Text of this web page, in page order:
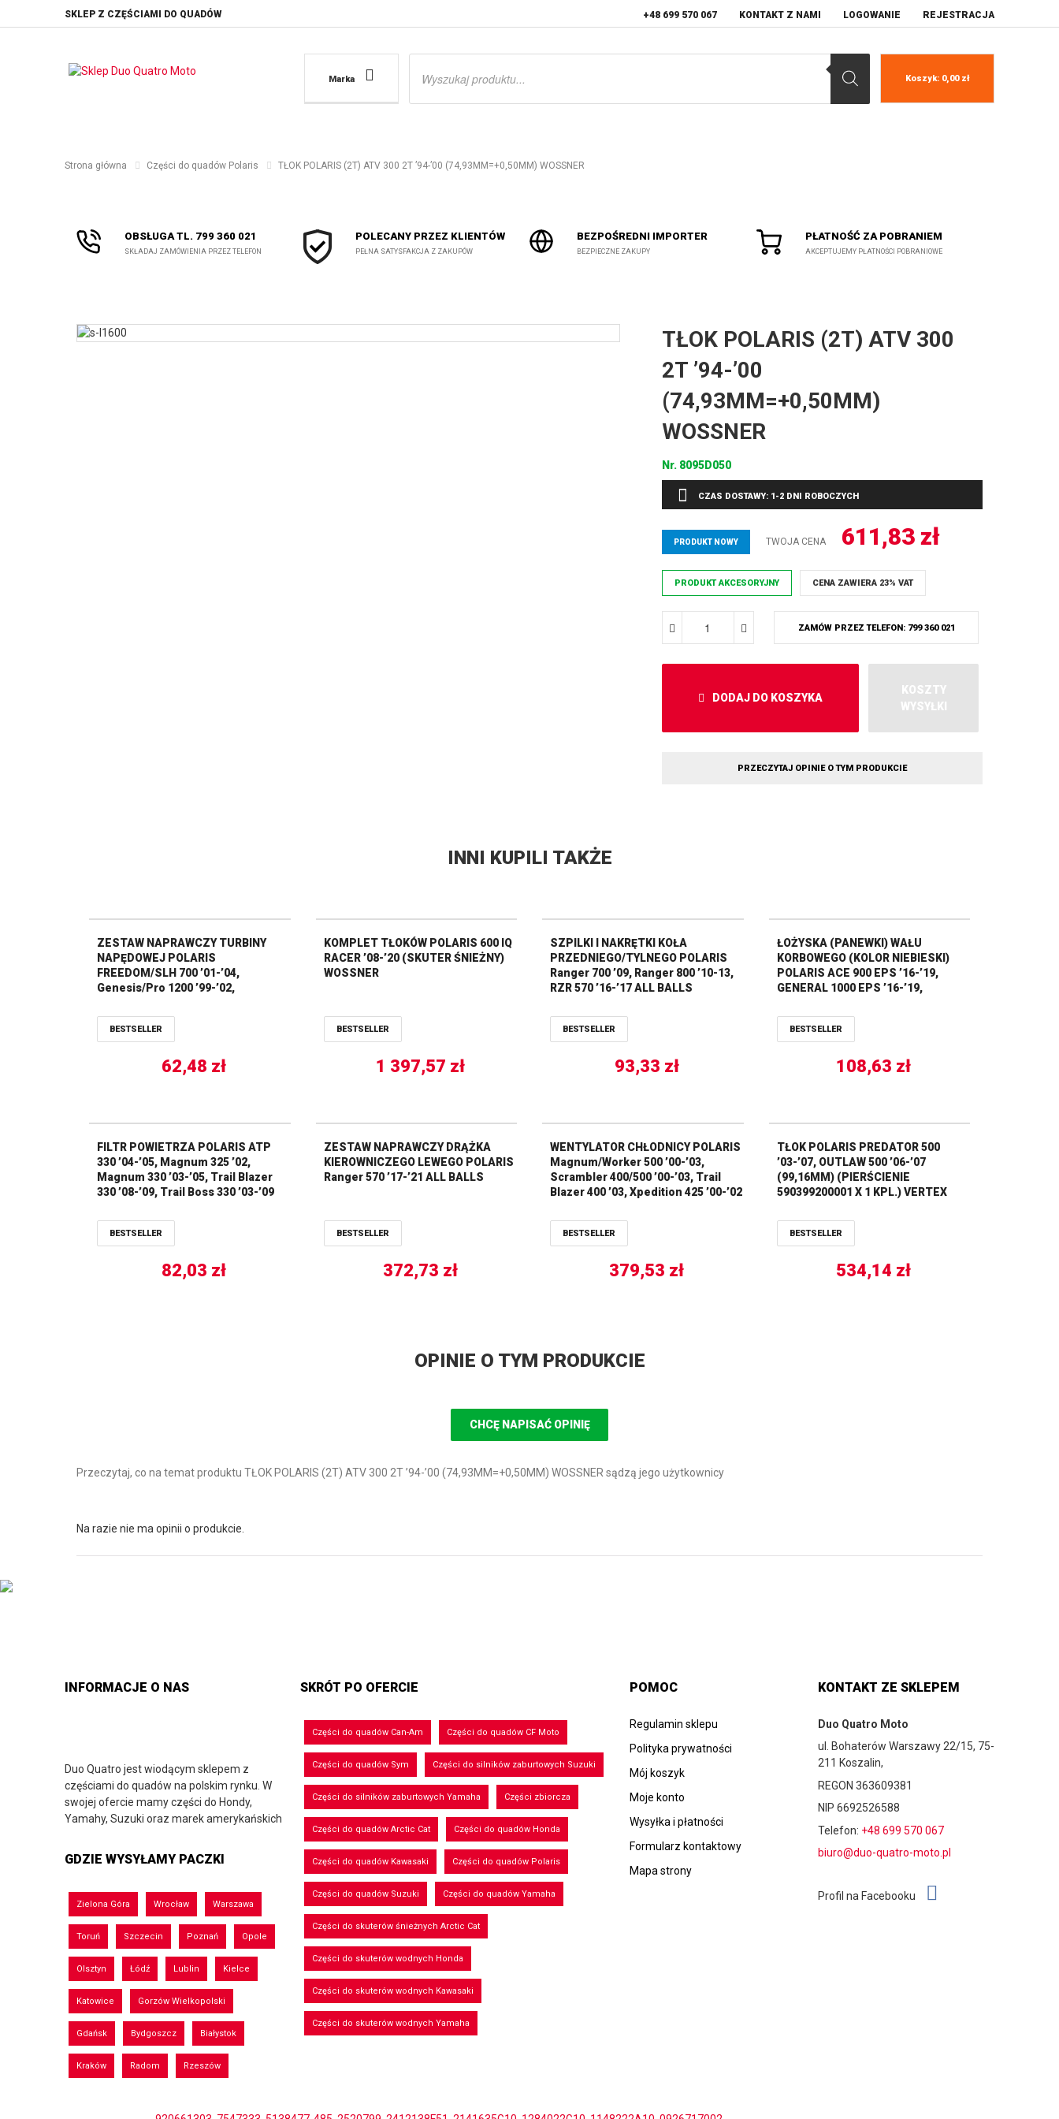
SKLEP Z CZĘŚCIAMI DO QUADÓW +48 699 570 067 KONTAKT Z NAMI LOGOWANIE REJESTRACJA
Marka
Wyszukiwarka
Koszyk: 0,00 zł
Strona główna Części do quadów Polaris TŁOK POLARIS (2T) ATV 300 2T ’94-’00 (74,93MM=+0,50MM) WOSSNER
OBSŁUGA TL. 799 360 021
SKŁADAJ ZAMÓWIENIA PRZEZ TELEFON
POLECANY PRZEZ KLIENTÓW
PEŁNA SATYSFAKCJA Z ZAKUPÓW
BEZPOŚREDNI IMPORTER
BEZPIECZNE ZAKUPY
PŁATNOŚĆ ZA POBRANIEM
AKCEPTUJEMY PŁATNOŚCI POBRANIOWE
TŁOK POLARIS (2T) ATV 300
2T ’94-’00
(74,93MM=+0,50MM)
WOSSNER
Nr. 8095D050
CZAS DOSTAWY: 1-2 DNI ROBOCZYCH
PRODUKT NOWY TWOJA CENA 611,83 zł
PRODUKT AKCESORYJNY CENA ZAWIERA 23% VAT
ZAMÓW PRZEZ TELEFON: 799 360 021
DODAJ DO KOSZYKA
KOSZTY
WYSYŁKI
PRZECZYTAJ OPINIE O TYM PRODUKCIE
INNI KUPILI TAKŻE
ZESTAW NAPRAWCZY TURBINY
NAPĘDOWEJ POLARIS
FREEDOM/SLH 700 ’01-’04,
Genesis/Pro 1200 ’99-’02,
110/MSX 140 ’03-’04, SL/SLTX 1050
’97, SL 650 ’94-’95, SL/SLT 700 ’96,
SLH/SLTH 700 ‘9 ALL BALLS
BESTSELLER
62,48 zł
KOMPLET TŁOKÓW POLARIS 600 IQ
RACER ’08-’20 (SKUTER ŚNIEŻNY)
WOSSNER
BESTSELLER
1 397,57 zł
SZPILKI I NAKRĘTKI KOŁA
PRZEDNIEGO/TYLNEGO POLARIS
Ranger 700 ’09, Ranger 800 ’10-13,
RZR 570 ’16-’17 ALL BALLS
BESTSELLER
93,33 zł
ŁOŻYSKA (PANEWKI) WAŁU
KORBOWEGO (KOLOR NIEBIESKI)
POLARIS ACE 900 EPS ’16-’19,
GENERAL 1000 EPS ’16-’19,
GENERAL 4 1000 ’17-’18, GENERAL 4
1000 EPS ’19-’20 HOT RODS
BESTSELLER
108,63 zł
FILTR POWIETRZA POLARIS ATP
330 ’04-’05, Magnum 325 ’02,
Magnum 330 ’03-’05, Trail Blazer
330 ’08-’09, Trail Boss 330 ’03-’09
BESTSELLER
82,03 zł
ZESTAW NAPRAWCZY DRĄŻKA
KIEROWNICZEGO LEWEGO POLARIS
Ranger 570 ’17-’21 ALL BALLS
BESTSELLER
372,73 zł
WENTYLATOR CHŁODNICY POLARIS
Magnum/Worker 500 ’00-’03,
Scrambler 400/500 ’00-’03, Trail
Blazer 400 ’03, Xpedition 425 ’00-’02
BESTSELLER
379,53 zł
TŁOK POLARIS PREDATOR 500
’03-’07, OUTLAW 500 ’06-’07
(99,16MM) (PIERŚCIENIE
590399200001 X 1 KPL.) VERTEX
BESTSELLER
534,14 zł
OPINIE O TYM PRODUKCIE
CHCĘ NAPISAĆ OPINIĘ
Przeczytaj, co na temat produktu TŁOK POLARIS (2T) ATV 300 2T ’94-’00 (74,93MM=+0,50MM) WOSSNER sądzą jego użytkownicy
Na razie nie ma opinii o produkcie.
INFORMACJE O NAS
Duo Quatro jest wiodącym sklepem z
częściami do quadów na polskim rynku. W
swojej ofercie mamy części do Hondy,
Yamahy, Suzuki oraz marek amerykańskich
GDZIE WYSYŁAMY PACZKI
Zielona Góra Wrocław Warszawa
Toruń Szczecin Poznań Opole
Olsztyn Łódź Lublin Kielce
Katowice Gorzów Wielkopolski
Gdańsk Bydgoszcz Białystok
Kraków Radom Rzeszów
SKRÓT PO OFERCIE
Części do quadów Can-Am Części do quadów CF Moto
Części do quadów Sym Części do silników zaburtowych Suzuki
Części do silników zaburtowych Yamaha Części zbiorcza
Części do quadów Arctic Cat Części do quadów Honda
Części do quadów Kawasaki Części do quadów Polaris
Części do quadów Suzuki Części do quadów Yamaha
Części do skuterów śnieżnych Arctic Cat
Części do skuterów wodnych Honda
Części do skuterów wodnych Kawasaki
Części do skuterów wodnych Yamaha
POMOC
Regulamin sklepu
Polityka prywatności
Mój koszyk
Moje konto
Wysyłka i płatności
Formularz kontaktowy
Mapa strony
KONTAKT ZE SKLEPEM
Duo Quatro Moto
ul. Bohaterów Warszawy 22/15, 75-
211 Koszalin,
REGON 363609381
NIP 6692526588
Telefon: +48 699 570 067
biuro@duo-quatro-moto.pl
Profil na Facebooku